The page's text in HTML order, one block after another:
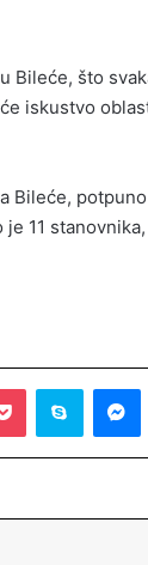
Bileće, što
iskustvo
Bileće,
11
Pocket Skype Messenger